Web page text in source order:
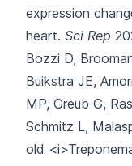
expression
heart. Sci Rep
Bozzi D,
Buikstra JE,
MP, Greub G,
Schmitz L,
old